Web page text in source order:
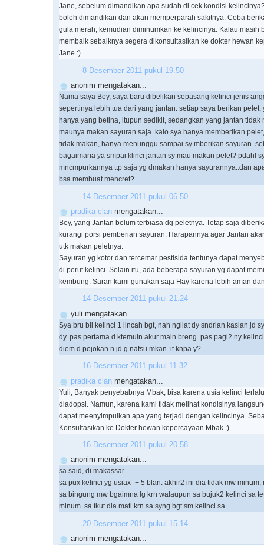
Jane, sebelum dimandikan apa sudah di cek kondisi
boleh dimandikan dan akan memperparah sakitnya. Coba
gula merah, kemudian diminumkan ke kelincinya. Kalau masih
membaik sebaiknya segera dikonsultasikan ke dokter hewan
Jane :)
8 Desember 2011 pukul 19.50
anonim mengatakan...
Nama saya Bey, saya baru dibelikan sepasang kelinci jenis
sepertinya lebih tua dari yang jantan. setiap saya berikan pelet,
hanya yang betina, itupun sedikit, sedangkan yang jantan tidak
maunya makan sayuran saja. kalo sya hanya memberikan
tidak makan, hanya menunggu sampai sy mberikan sayuran.
bagaimana ya smpai klinci jantan sy mau makan pelet? pdahl
mncmpurkannya ttp saja yg dmakan hanya sayurannya..dan
bsa membuat mencret?
14 Desember 2011 pukul 06.50
pradika clan mengatakan...
Bey, yang Jantan belum terbiasa dg peletnya. Tetap saja
kurangi porsi pemberian sayuran. Harapannya agar Jantan
utk makan peletnya.
Sayuran yg kotor dan tercemar pestisida tentunya dapat
di perut kelinci. Selain itu, ada beberapa sayuran yg dapat
kembung. Saran kami gunakan saja Hay karena lebih aman
14 Desember 2011 pukul 21.24
yuli mengatakan...
Sya bru bli kelinci 1 lincah bgt, nah ngliat dy sndrian kasian jd
dy..pas pertama d ktemuin akur main breng..pas pagi2 ny
diem d pojokan n jd g nafsu mkan..it knpa y?
16 Desember 2011 pukul 11.32
pradika clan mengatakan...
Yuli, Banyak penyebabnya Mbak, bisa karena usia kelinci
diadopsi. Namun, karena kami tidak melihat kondisinya
dapat meenyimpulkan apa yang terjadi dengan kelincinya.
Konsultasikan ke Dokter hewan kepercayaan Mbak :)
16 Desember 2011 pukul 20.58
anonim mengatakan...
sa said, di makassar.
sa pux kelinci yg usiax -+ 5 blan. akhir2 ini dia tidak mw minum,
sa bingung mw bgaimna lg krn walaupun sa bujuk2 kelinci sa
minum. sa tkut dia mati krn sa syng bgt sm kelinci sa..
20 Desember 2011 pukul 15.14
anonim mengatakan...